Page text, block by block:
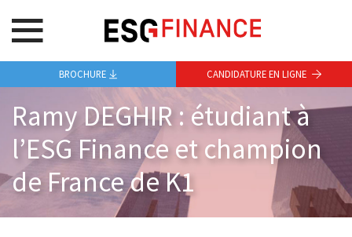
Ramy DEGHIR : étudiant à
l’ESG Finance et champion
de France de K1
BROCHURE CANDIDATURE EN LIGNE